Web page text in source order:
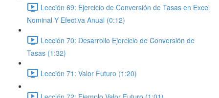
Lección 69: Ejercicio de Conversión de Tasas en Excel
Nominal Y Efectiva Anual (0:12)
Lección 70: Desarrollo Ejercicio de Conversión de
Tasas (1:32)
Lección 71: Valor Futuro (1:20)